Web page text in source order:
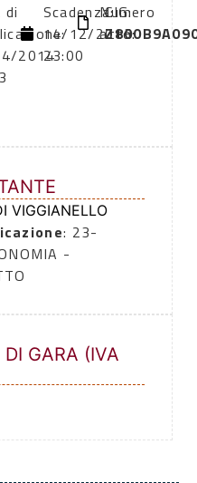
di
2014
Scadenza:
14/12/2013
23:00
Numero
atto:
CIG:
VIGGIANELLO
: 23-
-
GARA (IVA